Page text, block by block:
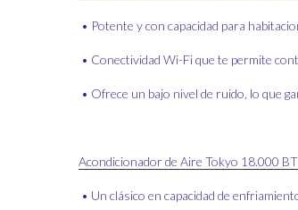
• Potente y con capacidad para
• Conectividad Wi-Fi que te permite
• Ofrece un bajo nivel de ruido, lo que
Acondicionador de Aire Tokyo 18.000
• Un clásico en capacidad de